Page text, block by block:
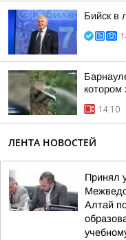
Бийск в
котором
14:10
ЛЕНТА НОВОСТЕЙ
Принял
Алтай